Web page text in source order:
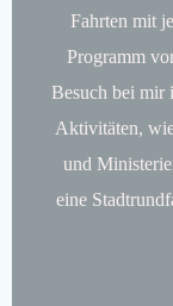
Fahrten mit
Programm
Besuch bei mir
Aktivitäten,
und
eine